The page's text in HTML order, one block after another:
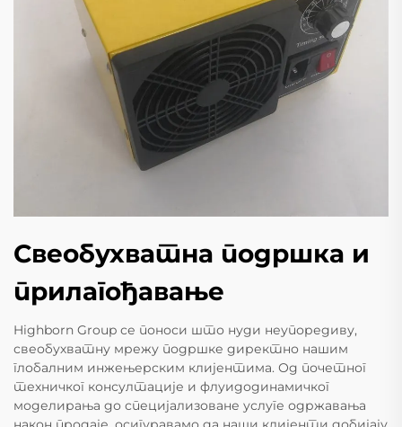
Свеобухватна подршка и
прилагођавање
Highborn Group се поноси што нуди неупоредиву,
свеобухватну мрежу подршке директно нашим
глобалним инжењерским клијентима. Од почетног
техничког консултације и флуидодинамичког
моделирања до специјализоване услуге одржавања